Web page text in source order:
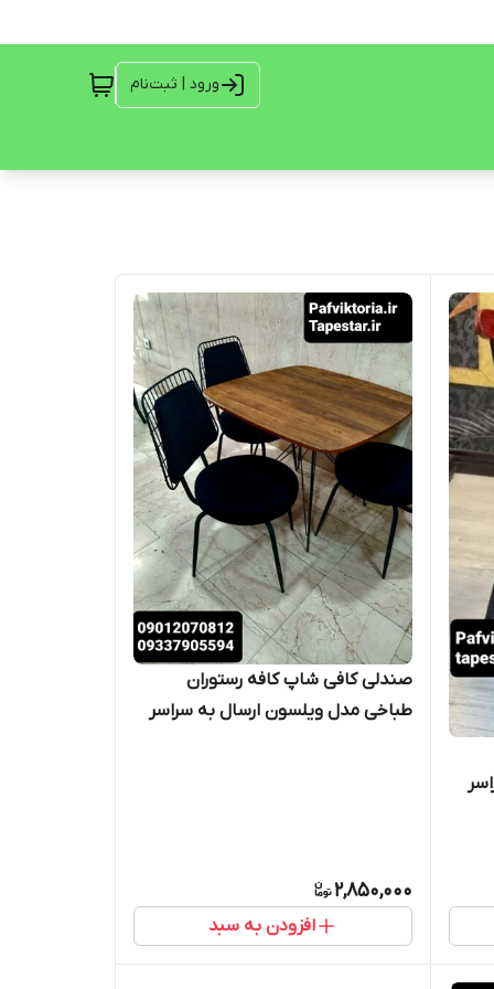
ورود | ثبت‌نام
صندلی کافی شاپ کافه رستوران
طباخی مدل ویلسون ارسال به سراسر
2,850,000
افزودن به سبد